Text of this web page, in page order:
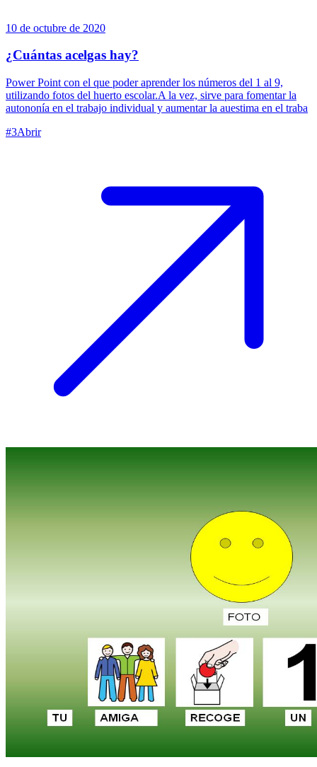
10 de octubre de 2020
¿Cuántas acelgas hay?
Power Point con el que poder aprender los números del 1 al 9,
utilizando fotos del huerto escolar.A la vez, sirve para fomentar la
autononía en el trabajo individual y aumentar la auestima en el traba
#3Abrir